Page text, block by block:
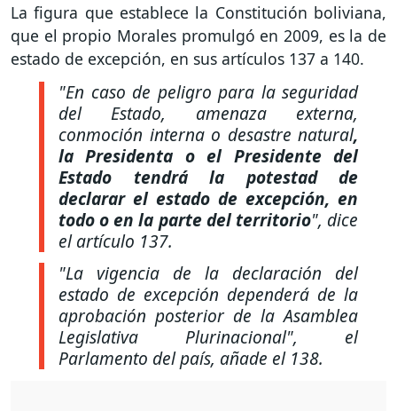
La figura que establece la Constitución boliviana,
que el propio Morales promulgó en 2009, es la de
estado de excepción, en sus artículos 137 a 140.
"En caso de peligro para la seguridad
del Estado, amenaza externa,
conmoción interna o desastre natural,
la Presidenta o el Presidente del
Estado tendrá la potestad de
declarar el estado de excepción, en
todo o en la parte del territorio", dice
el artículo 137.
"La vigencia de la declaración del
estado de excepción dependerá de la
aprobación posterior de la Asamblea
Legislativa Plurinacional", el
Parlamento del país, añade el 138.